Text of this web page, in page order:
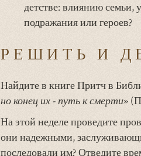
детстве: влиянию семьи,
подражания или героев?
РЕШИТЬ И
Найдите в книге Притч в
но конец их - путь к смерти»
На этой неделе проведите
они надежными,
последовали им? Отведите